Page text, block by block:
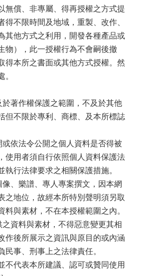
無償、非專屬、得再授權之方式提
得不限時間及地域，重製、改作、
其他方式之利用，開發各種產品或
物），此一授權行為不會嗣後撤
得本所之書面或其他方式授權。然
。
於著作權保護之範圍，不及於其他
但不限於專利、商標、及本所標誌
依法令公開之個人資料是否得被
使用者須自行依照個人資料保護法
執行法律要求之相關保護措施。
、樂譜、專人專案撰文，因本網
之地位，故經本所特別聲明須另取
料與素材，不在本授權範圍之內。
資料與素材，不得惡意變更其相
作後所展示之資訊與原目的或內涵
民事、刑事上之法律責任。
不代表本所建議、認可或贊同使用